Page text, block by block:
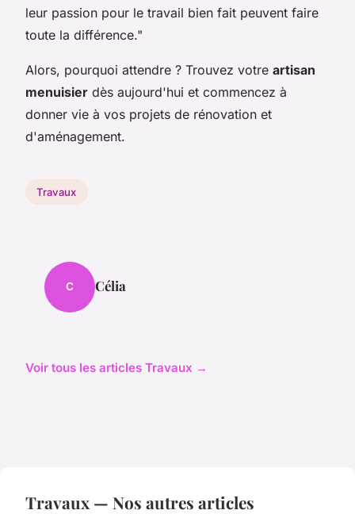
leur passion pour le travail bien fait peuvent faire
toute la différence."
Alors, pourquoi attendre ? Trouvez votre artisan
menuisier dès aujourd'hui et commencez à
donner vie à vos projets de rénovation et
d'aménagement.
Travaux
C Célia
Voir tous les articles Travaux →
Travaux — Nos autres articles